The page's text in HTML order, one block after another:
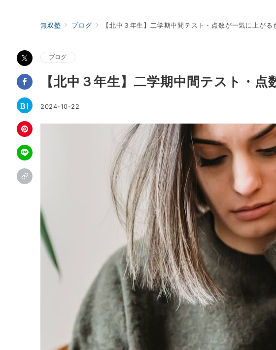
無双塾 ブログ 【北中３年生】二学期中間テスト・点数が一気に上がる
ブログ
【北中３年生】二学期中間テスト・
2024-10-22